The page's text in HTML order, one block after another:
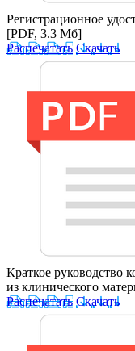
Регистрационное
[PDF, 3.3 Мб]
Распечатать Скачать
Краткое руководство
из клинического
Распечатать Скачать